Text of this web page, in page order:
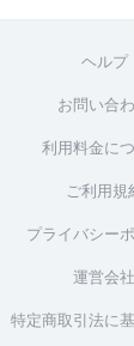
ヘルプ
お問い合
利用料金に
ご利用規
プライバシー
運営会社
特定商取引法に